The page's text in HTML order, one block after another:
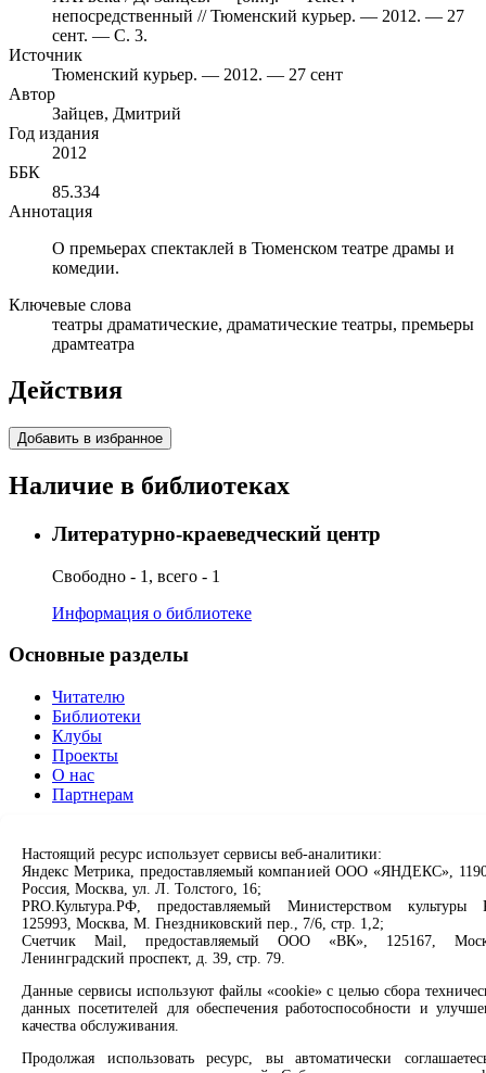
непосредственный // Тюменский курьер. — 2012. — 27
сент. — С. 3.
Источник
Тюменский курьер. — 2012. — 27 сент
Автор
Зайцев, Дмитрий
Год издания
2012
ББК
85.334
Аннотация
О премьерах спектаклей в Тюменском театре драмы и
комедии.
Ключевые слова
театры драматические, драматические театры, премьеры
драмтеатра
Действия
Добавить в избранное
Наличие в библиотеках
Литературно-краеведческий центр
Свободно - 1, всего - 1
Информация о библиотеке
Основные разделы
Читателю
Библиотеки
Клубы
Проекты
О нас
Партнерам
Продлить книгу
Спроси библиотекаря
Спроси краеведа
Оцените качество услуг
Направить обращение директору
Соцсети
Одноклассники
Настоящий ресурс использует сервисы веб-аналитики:
Яндекс Метрика, предоставляемый компанией ООО «ЯНДЕКС»,
Россия, Москва, ул. Л. Толстого, 16;
PRO.Культура.РФ, предоставляемый Министерством культуры
125993, Москва, М. Гнездниковский пер., 7/6, стр. 1,2;
Счетчик Mail, предоставляемый ООО «ВК», 125167,
Ленинградский проспект, д. 39, стр. 79.
Данные сервисы используют файлы «cookie» с целью сбора
данных посетителей для обеспечения работоспособности и
качества обслуживания.
Продолжая использовать ресурс, вы автоматически